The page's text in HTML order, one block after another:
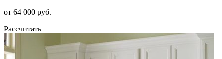
от 64 000 руб.
Рассчитать